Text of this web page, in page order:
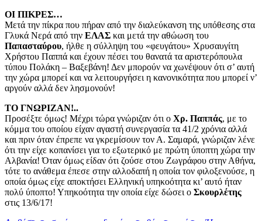
ΟΙ ΠΙΚΡΕΣ…
Μετά την πίκρα που πήραν από την διαλεύκανση της υπόθεσης στα
Γλυκά Νερά από την ΕΛΑΣ και μετά την αθώωση του
Παπασταύρου, ήλθε η σύλληψη του «φευγάτου» Χρυσαυγίτη
Χρήστου Παππά και έχουν πέσει του θανατά τα αριστερόπουλα
τύπου Πολάκη – Βαξεβάνη! Δεν μπορούν να χωνέψουν ότι σ’ αυτή
την χώρα μπορεί και να λειτουργήσει η κανονικότητα που μπορεί ν’
αργούν αλλά δεν λησμονούν!
ΤΟ ΓΝΩΡΙΖΑΝ!..
Προσέξτε όμως! Μέχρι τώρα γνώριζαν ότι ο Χρ. Παππάς, με το
κόμμα του οποίου είχαν αγαστή συνεργασία τα 41/2 χρόνια αλλά
και πριν όταν έπρεπε να γκρεμίσουν τον Α. Σαμαρά, γνώριζαν λένε
ότι την είχε κοπανίσει για το εξωτερικό με πρώτη ύποπτη χώρα την
Αλβανία! Όταν όμως είδαν ότι ζούσε στου Ζωγράφου στην Αθήνα,
τότε το ανάθεμα έπεσε στην αλλοδαπή η οποία τον φιλοξενούσε, η
οποία όμως είχε αποκτήσει Ελληνική υπηκοότητα κι’ αυτό ήταν
πολύ ύποπτο! Υπηκοότητα την οποία είχε δώσει ο Σκουρλέτης
στις 13/6/17!